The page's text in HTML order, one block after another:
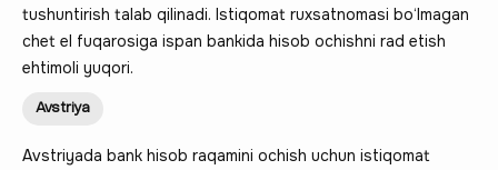
tushuntirish talab qilinadi. Istiqomat ruxsatnomasi bo‘lmagan
chet el fuqarosiga ispan bankida hisob ochishni rad etish
ehtimoli yuqori.
Avstriya
Avstriyada bank hisob raqamini ochish uchun istiqomat